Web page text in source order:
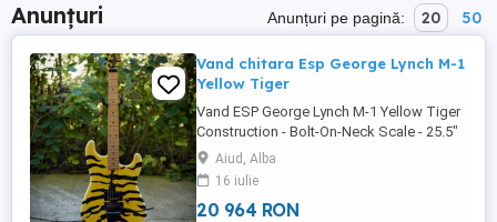
Anunțuri Anunțuri pe pagină: 20 50
Vand chitara Esp George Lynch M-1
Yellow Tiger
Vand ESP George Lynch M-1 Yellow Tiger
Construction - Bolt-On-Neck Scale - 25.5"
Body - Maple Neck - Maple Fingerboard -
Maple Fingerboard Radius - 350mm Finish
- Yellow w Tiger Graphic Nut Width -
43mm Lockinig Nut (45mm Neck Width)
Aiud, Alba
16 iulie
20 964 RON